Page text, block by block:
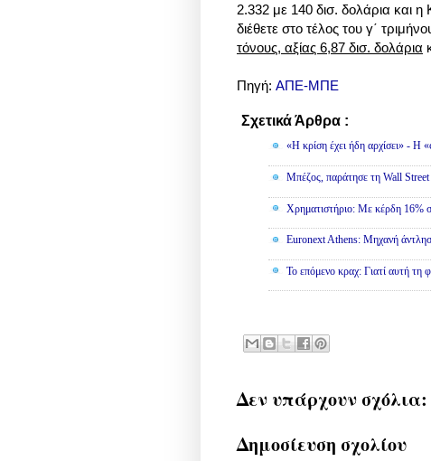
2.332 με 140 δισ. δολάρια και η
διέθετε στο τέλος του γ΄
τόνους, αξίας 6,87 δισ. δολάρια
Πηγή: ΑΠΕ-ΜΠΕ
Σχετικά Άρθρα :
«Η κρίση έχει ήδη αρχίσει» - Η
Μπέζος, παράτησε τη Wall Street
Χρηματιστήριο: Με κέρδη 16%
Euronext Athens: Μηχανή
To επόμενο κραχ: Γιατί αυτή τη
Δεν υπάρχουν σχόλια:
Δημοσίευση σχολίου